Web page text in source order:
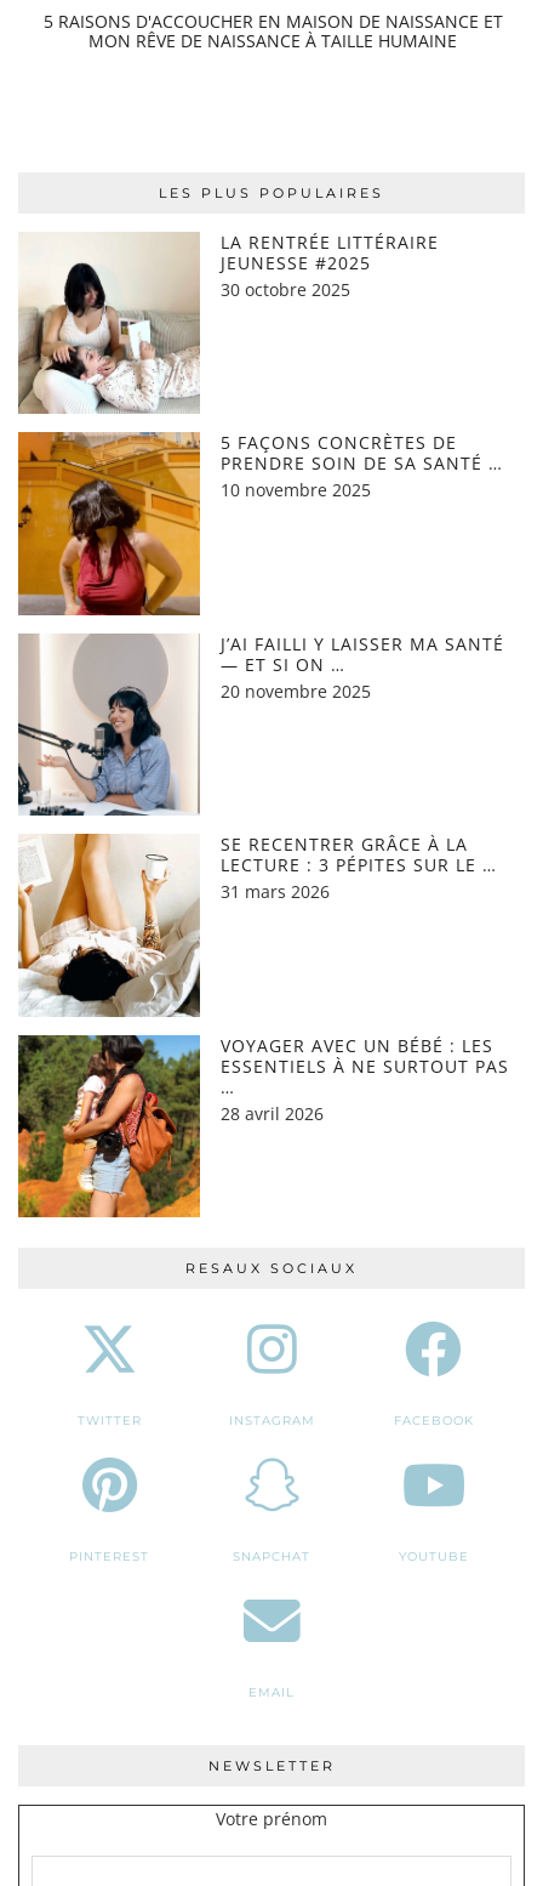
5 RAISONS D'ACCOUCHER EN MAISON DE NAISSANCE ET
MON RÊVE DE NAISSANCE À TAILLE HUMAINE
LES PLUS POPULAIRES
LA RENTRÉE LITTÉRAIRE
JEUNESSE #2025
30 octobre 2025
5 FAÇONS CONCRÈTES DE
PRENDRE SOIN DE SA SANTÉ …
10 novembre 2025
J’AI FAILLI Y LAISSER MA SANTÉ
— ET SI ON …
20 novembre 2025
SE RECENTRER GRÂCE À LA
LECTURE : 3 PÉPITES SUR LE …
31 mars 2026
VOYAGER AVEC UN BÉBÉ : LES
ESSENTIELS À NE SURTOUT PAS
…
28 avril 2026
RESAUX SOCIAUX
TWITTER INSTAGRAM FACEBOOK
PINTEREST SNAPCHAT YOUTUBE
EMAIL
NEWSLETTER
Votre prénom